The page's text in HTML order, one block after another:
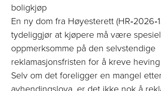
boligkjøp
En ny dom fra Høyesterett
tydeliggjør at kjøpere må være
oppmerksomme på den selvstendige
reklamasjonsfristen for å kreve
Selv om det foreligger en mangel
avhendingslova, er det ikke nok å